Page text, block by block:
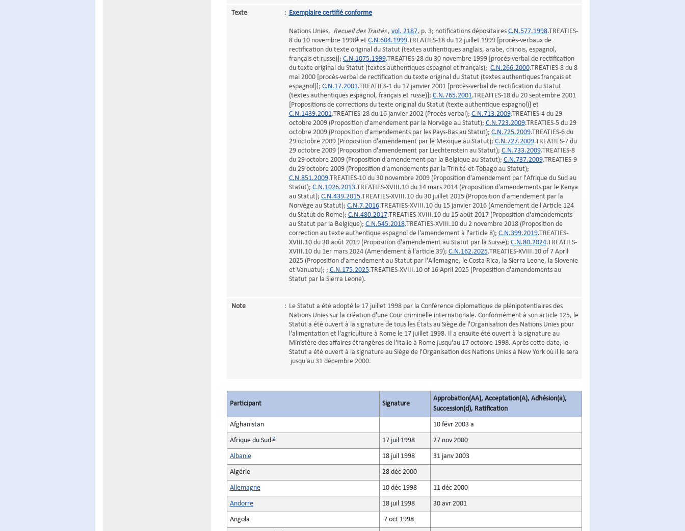
Texte : Exemplaire certifié conforme
Nations Unies, Recueil des Traités, vol. 2187, p. 3; notifications dépositaires C.N.577.1998.TREATIES-
8 du 10 novembre 19981et C.N.604.1999.TREATIES-18 du 12 juillet 1999 [procès-verbaux de
rectification du texte original du Statut (textes authentiques anglais, arabe, chinois, espagnol,
français et russe)]; C.N.1075.1999.TREATIES-28 du 30 novembre 1999 [procès-verbal de rectification
du texte original du Statut (textes authentiques espagnol et français); C.N.266.2000.TREATIES-8 du 8
mai 2000 [procès-verbal de rectification du texte original du Statut (textes authentiques français et
espagnol)]; C.N.17.2001.TREATIES-1 du 17 janvier 2001 [procès-verbal de rectification du Statut
(textes authentiques espagnol, français et russe)]; C.N.765.2001.TREAITES-18 du 20 septembre 2001
[Propositions de corrections du texte original du Statut (texte authentique espagnol)] et
C.N.1439.2001.TREATIES-28 du 16 janvier 2002 (Procès-verbal); C.N.713.2009.TREATIES-4 du 29
octobre 2009 (Proposition d'amendement par la Norvège au Statut); C.N.723.2009.TREATIES-5 du 29
octobre 2009 (Proposition d'amendements par les Pays-Bas au Statut); C.N.725.2009.TREATIES-6 du
29 octobre 2009 (Proposition d'amendement par le Mexique au Statut); C.N.727.2009.TREATIES-7 du
29 octobre 2009 (Proposition d'amendement par Liechtenstein au Statut); C.N.733.2009.TREATIES-8
du 29 octobre 2009 (Proposition d'amendement par la Belgique au Statut); C.N.737.2009.TREATIES-9
du 29 octobre 2009 (Proposition d'amendements par la Trinité-et-Tobago au Statut);
C.N.851.2009.TREATIES-10 du 30 novembre 2009 (Proposition d'amendement par l'Afrique du Sud au
Statut); C.N.1026.2013.TREATIES-XVIII.10 du 14 mars 2014 (Proposition d'amendements par le Kenya
au Statut); C.N.439.2015.TREATIES-XVIII.10 du 30 juillet 2015 (Proposition d'amendement par la
Norvège au Statut); C.N.7.2016.TREATIES-XVIII.10 du 15 janvier 2016 (Amendement de l'Article 124
du Statut de Rome); C.N.480.2017.TREATIES-XVIII.10 du 15 août 2017 (Proposition d'amendements
au Statut par la Belgique); C.N.545.2018.TREATIES-XVIII.10 du 2 novembre 2018 (Proposition de
correction au texte authentique espagnol de l'amendement à l'article 8); C.N.399.2019.TREATIES-
XVIII.10 du 30 août 2019 (Proposition d'amendement au Statut par la Suisse); C.N.80.2024.TREATIES-
XVIII.10 du 1er mars 2024 (Amendement à l'article 39); C.N.162.2025.TREATIES-XVIII.10 of 7 April
2025 (Proposition d'amendement au Statut par l'Allemagne, le Costa Rica, la Sierra Leone, la Slovenie
et Vanuatu); ; C.N.175.2025.TREATIES-XVIII.10 of 16 April 2025 (Proposition d'amendements au
Statut par la Sierra Leone).
Note : Le Statut a été adopté le 17 juillet 1998 par la Conférence diplomatique de plénipotentiaires des
Nations Unies sur la création d'une Cour criminelle internationale. Conformément à son article 125, le
Statut a été ouvert à la signature de tous les États au Siège de l'Organisation des Nations Unies pour
l'alimentation et l'agriculture à Rome le 17 juillet 1998. Il a ensuite été ouvert à la signature au
Ministère des affaires étrangères de l'Italie à Rome jusqu'au 17 octobre 1998. Après cette date, le
Statut a été ouvert à la signature au Siège de l'Organisation des Nations Unies à New York où il le sera
jusqu'au 31 décembre 2000.
Participant Signature
Approbation(AA), Acceptation(A), Adhésion(a),
Succession(d), Ratification
Afghanistan 10 févr 2003 a
Afrique du Sud2 17 juil 1998 27 nov 2000
Albanie 18 juil 1998 31 janv 2003
Algérie 28 déc 2000
Allemagne 10 déc 1998 11 déc 2000
Andorre 18 juil 1998 30 avr 2001
Angola 7 oct 1998